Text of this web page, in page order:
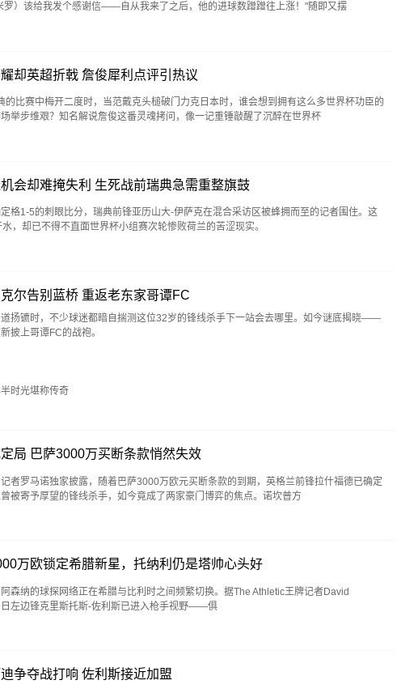
罗）该给我发个感谢信——自从我来了之后，他的进球数蹭蹭往上涨！"随即又摆
却英超折戟 詹俊犀利点评引热议
的比赛中梅开二度时，当范戴克头槌破门力克日本时，谁会想到拥有这么多世界杯功臣的
举步维艰？知名解说詹俊这番灵魂拷问，像一记重锤敲醒了沉醉在世界杯
会却难掩失利 生死战前瑞典急需重整旗鼓
格1-5的刺眼比分，瑞典前锋亚历山大-伊萨克在混合采访区被蜂拥而至的记者围住。这
，却已不得不直面世界杯小组赛次轮惨败荷兰的苦涩现实。
尔告别蓝桥 重返老东家哥谭FC
扬镳时，不少球迷都暗自揣测这位32岁的锋线杀手下一站会去哪里。如今谜底揭晓——
披上哥谭FC的战袍。
时光堪称传奇
局 巴萨3000万买断条款悄然失效
者罗马诺独家披露，随着巴萨3000万欧元买断条款的到期，英格兰前锋拉什福德已确定
被寄予厚望的锋线杀手，如今竟成了两家豪门博弈的焦点。诺坎普方
万欧锁定希腊新星，托纳利仍是塔帅心头好
森纳的球探网络正在希腊与比利时之间频繁切换。据The Athletic王牌记者David
左边锋克里斯托斯-佐利斯已进入枪手视野——俱
争夺战打响 佐利斯接近加盟